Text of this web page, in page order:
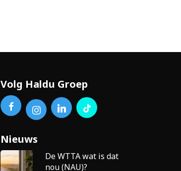
Volg Haldu Groep
Nieuws
De WTTA wat is dat
nou (NAU)?